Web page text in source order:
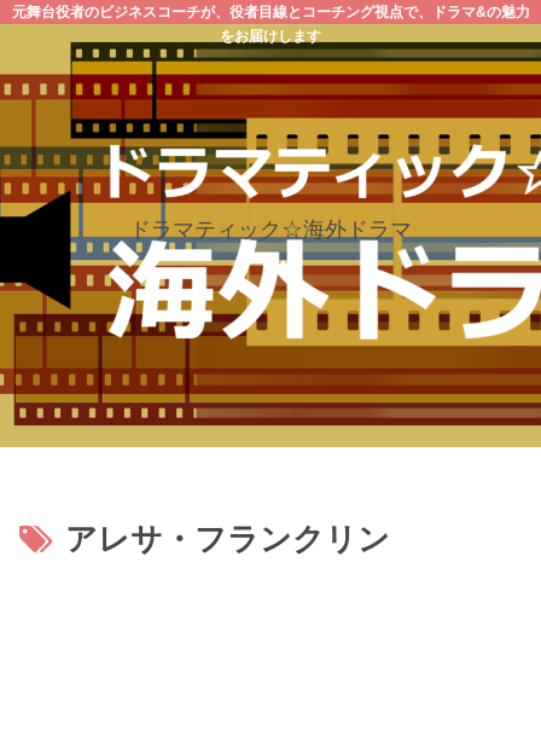
元舞台役者のビジネスコーチが、役者目線とコーチング視点で、ドラマ&の魅力
をお届けします
ドラマティック☆海外ドラマ
アレサ・フランクリン